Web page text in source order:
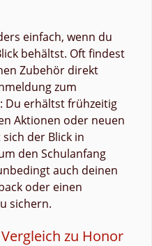
einfach, wenn du
behältst. Oft findest
Zubehör direkt
zum
Du erhältst frühzeitig
Aktionen oder neuen
der Blick in
den Schulanfang
auch deinen
oder einen
sichern.
zu Honor